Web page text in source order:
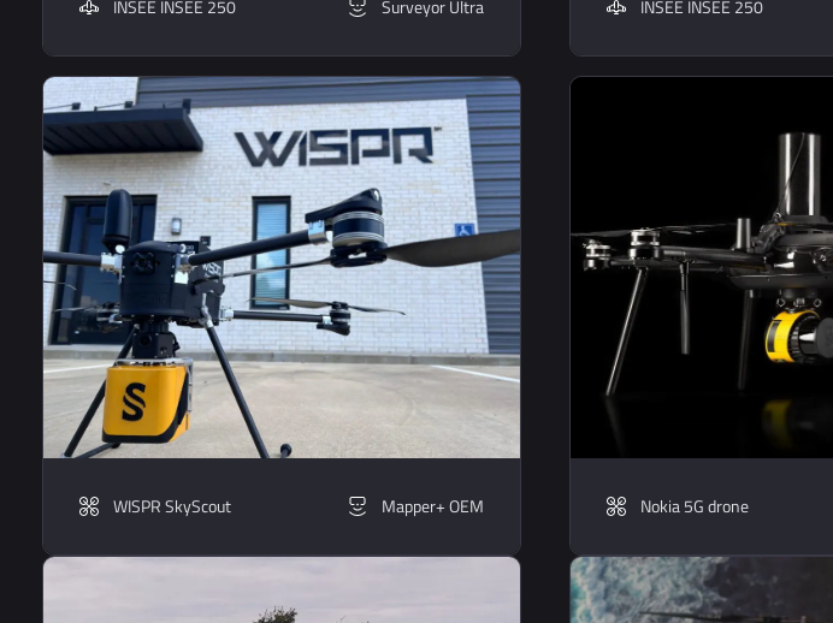
INSEE INSEE 250 Surveyor Ultra INSEE INSEE 250
WISPR SkyScout Mapper+ OEM Nokia 5G drone